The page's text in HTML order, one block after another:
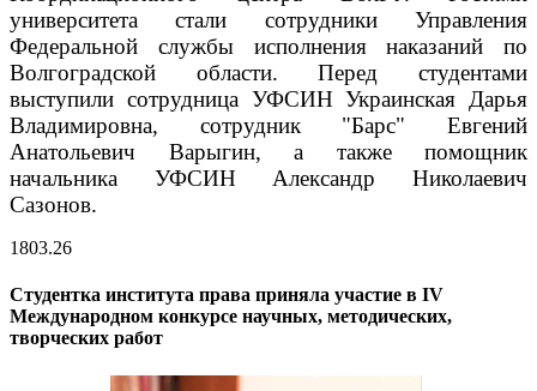
университета стали сотрудники Управления
Федеральной службы исполнения наказаний по
Волгоградской области. Перед студентами
выступили сотрудница УФСИН Украинская Дарья
Владимировна, сотрудник "Барс" Евгений
Анатольевич Варыгин, а также помощник
начальника УФСИН Александр Николаевич
Сазонов.
1803.26
Студентка института права приняла участие в IV
Международном конкурсе научных, методических,
творческих работ